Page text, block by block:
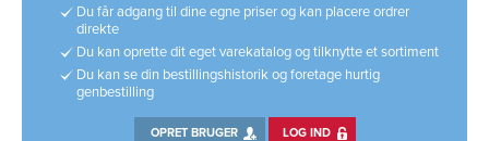
Du får adgang til dine egne priser og kan placere ordrer
direkte
Du kan oprette dit eget varekatalog og tilknytte et sortiment
Du kan se din bestillingshistorik og foretage hurtig
genbestilling
OPRET BRUGER LOG IND